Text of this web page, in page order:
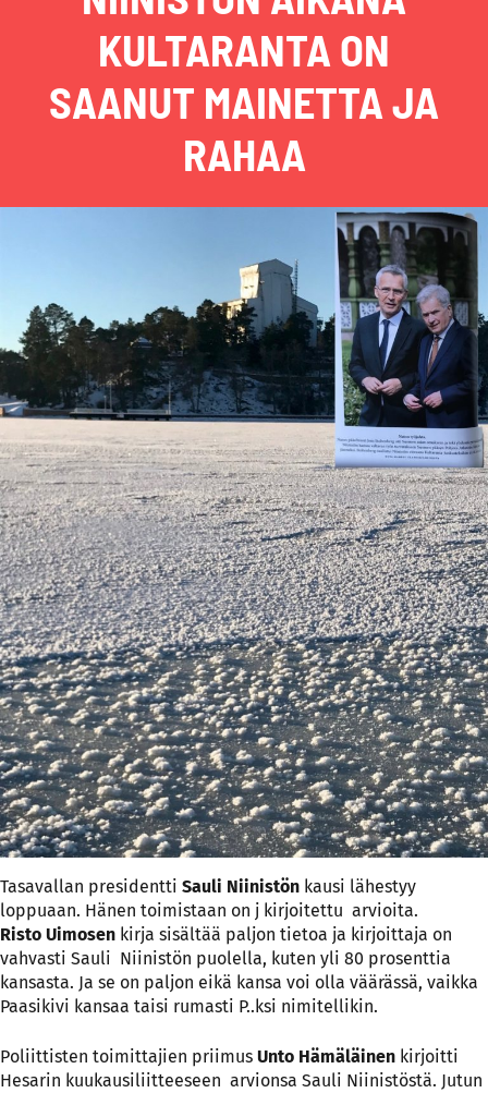
KULTARANTA ON
SAANUT MAINETTA JA
RAHAA
Tasavallan presidentti Sauli Niinistön kausi lähestyy
loppuaan. Hänen toimistaan on j kirjoitettu arvioita.
Risto Uimosen kirja sisältää paljon tietoa ja kirjoittaja on
vahvasti Sauli Niinistön puolella, kuten yli 80 prosenttia
kansasta. Ja se on paljon eikä kansa voi olla väärässä, vaikka
Paasikivi kansaa taisi rumasti P..ksi nimitellikin.
Poliittisten toimittajien priimus Unto Hämäläinen kirjoitti
Hesarin kuukausiliitteeseen arvionsa Sauli Niinistöstä. Jutun